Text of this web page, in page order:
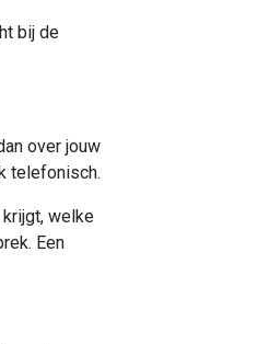
bij de
over jouw
telefonisch.
welke
Een